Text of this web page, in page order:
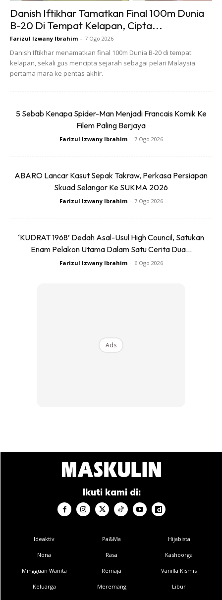
Jangan campuradukkan soal peribadi ketika waktu kerja. Ini
antara punca bahawa ramai yang diberhentikan terutama
sekali apabila melibatkan panggilan telefon.
dengan membuat mahupun menerima panggilan yang
berunsurkan peribadi.
Ini secara tidak langsung menggugat prestasi kerja serta
harian. Lebih parah lagi jika anda mengakses pada laman
web yang terlarang seperti pornografi dan lain-lain.
#5: HUBUNGAN ASMARA DENGAN PIHAK ATASAN
Danish Iftikhar Tamatkan Final 100m Dunia
B-20 Di Tempat Kelapan, Cipta...
Farizul Izwany Ibrahim - 7 Ogo 2026
Danish Iftikhar menamatkan final 100m Dunia B-20 di tempat
kelapan, sekali gus mencipta sejarah sebagai pelari Malaysia
pertama mara ke pentas akhir.
5 Sebab Kenapa Spider-Man Menjadi Francais Komik Ke
Filem Paling Berjaya
Farizul Izwany Ibrahim - 7 Ogo 2026
ABARO Lancar Kasut Sepak Takraw, Perkasa Persiapan
Skuad Selangor Ke SUKMA 2026
Farizul Izwany Ibrahim - 7 Ogo 2026
‘KUDRAT 1968’ Dedah Asal-Usul High Council, Satukan
Enam Pelakon Utama Dalam Satu Cerita Dua...
Farizul Izwany Ibrahim - 6 Ogo 2026
Ads
Ikuti kami di:
Ideaktiv
Nona
Mingguan Wanita
Keluarga
Pa&Ma
Rasa
Remaja
Meremang
Hijabista
Kashoorga
Vanilla Kismis
Libur